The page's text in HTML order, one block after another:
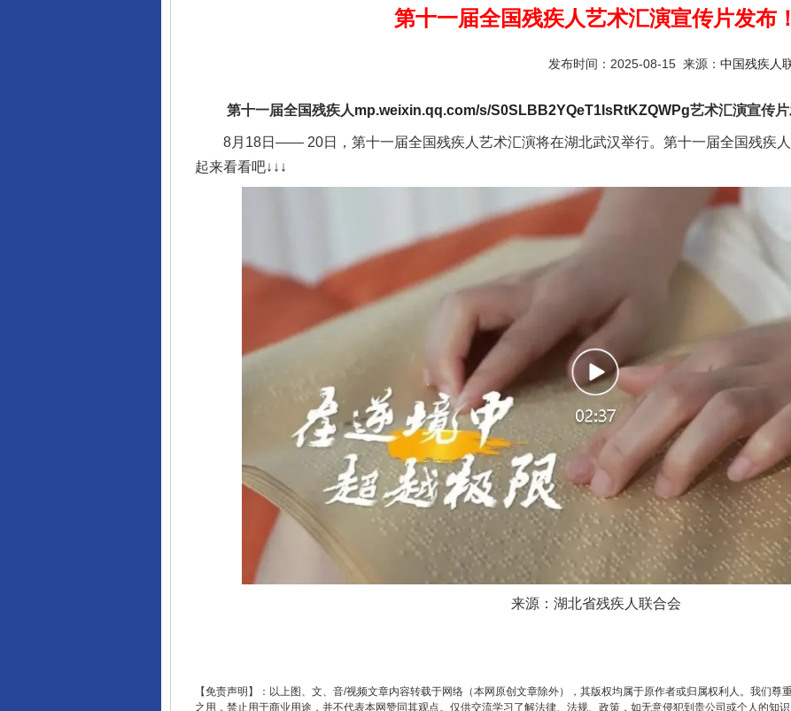
第十一届全国残疾人艺术汇演宣传片发布！
发布时间：2025-08-15 来源： 中国残疾人
第十一届全国残疾人mp.weixin.qq.com/s/S0SLBB2YQeT1IsRtKZQWPg艺术汇演宣传片
8月18日—— 20日，第十一届全国残疾人艺术汇演将在湖北武汉举行。第十一届全国残疾人
起来看看吧↓↓↓
来源：湖北省残疾人联合会
【免责声明】：以上图、文、音/视频文章内容转载于网络（本网原创文章除外），其版权均属于原作者或归属权利人。我们尊
之用，禁止用于商业用途，并不代表本网赞同其观点。仅供交流学习了解法律、法规、政策，如无意侵犯到贵公司或个人的知
千年窑火 生生不息
揭开“小金库”的免责幌子 以产业富民促振兴